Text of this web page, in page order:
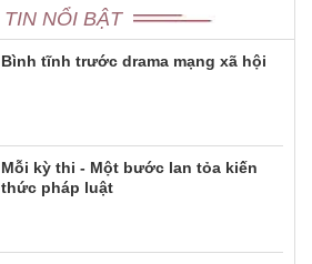
TIN NỔI BẬT
Bình tĩnh trước drama mạng xã hội
Mỗi kỳ thi - Một bước lan tỏa kiến
thức pháp luật